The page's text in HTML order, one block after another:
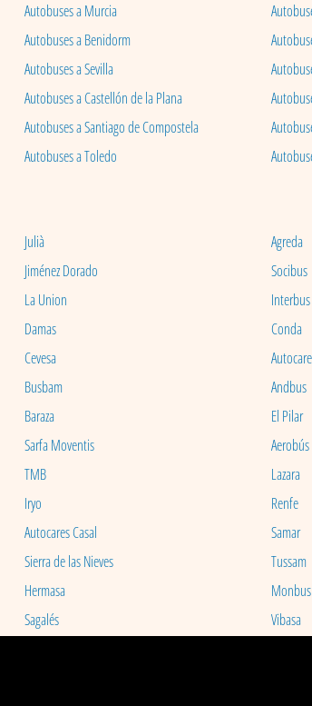
Autobuses a Murcia
Autobuses a Benidorm
Autobuses a Sevilla
Autobuses a Castellón de la Plana
Autobuses a Santiago de Compostela
Autobuses a Toledo
Julià Agreda
Jiménez Dorado Socibus
La Union Interbus
Damas Conda
Cevesa
Busbam Andbus
Baraza El Pilar
Sarfa Moventis Aerobús
TMB Lazara
Iryo Renfe
Autocares Casal Samar
Sierra de las Nieves Tussam
Hermasa Monbus
Sagalés Vibasa